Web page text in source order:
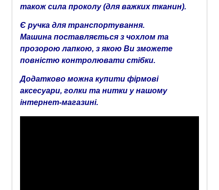
також сила проколу (для важких тканин).
Є ручка для транспортування.
Машина поставляється з чохлом та
прозорою лапкою, з якою Ви зможете
повністю контролювати стібки.
Додатково можна купити фірмові
аксесуари, голки та нитки у нашому
інтернет-магазині.